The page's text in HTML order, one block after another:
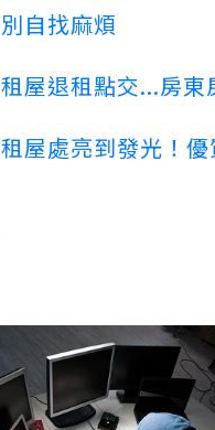
別自找麻煩
租屋退租點交...房
租屋處亮到發光！